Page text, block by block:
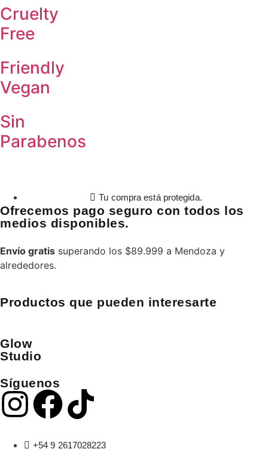
Cruelty
Free
Friendly
Vegan
Sin
Parabenos
Tu compra está protegida.
Ofrecemos pago seguro con todos los
medios disponibles.
Envío gratis superando los $89.999 a Mendoza y
alrededores.
Productos que pueden interesarte
Glow
Studio
Síguenos
+54 9 2617028223